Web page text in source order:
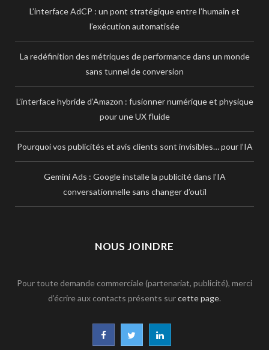
L’interface AdCP : un pont stratégique entre l’humain et
l’exécution automatisée
La redéfinition des métriques de performance dans un monde
sans tunnel de conversion
L’interface hybride d’Amazon : fusionner numérique et physique
pour une UX fluide
Pourquoi vos publicités et avis clients sont invisibles… pour l’IA
Gemini Ads : Google installe la publicité dans l’IA
conversationnelle sans changer d’outil
NOUS JOINDRE
Pour toute demande commerciale (partenariat, publicité), merci
d’écrire aux contacts présents surcette page.
F L